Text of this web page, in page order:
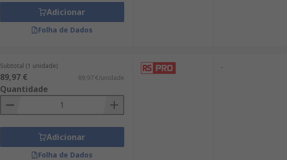
Adicionar
Folha de Dados
Subtotal (1 unidade)
89,97 € 89,97 €/unidade
Quantidade
Adicionar
Folha de Dados
-